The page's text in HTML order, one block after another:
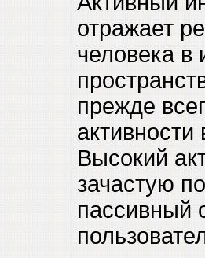
отражает
человека
прежде
Высокий
зачастую
пассивный